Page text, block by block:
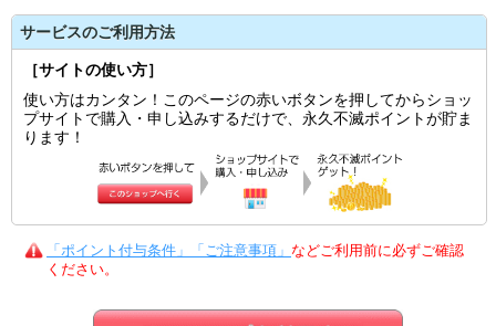
サービスのご利用方法
［サイトの使い方］
使い方はカンタン！このページの赤いボタンを押してからショッ
プサイトで購入・申し込みするだけで、永久不滅ポイントが貯ま
ります！
「ポイント付与条件」「ご注意事項」 などご利用前に必ずご確認
ください。